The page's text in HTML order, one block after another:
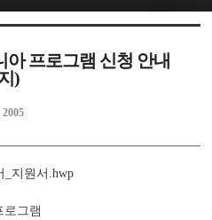
프로그램 신청 안내
)
_지원서.hwp
로그램
케치북5
치북5